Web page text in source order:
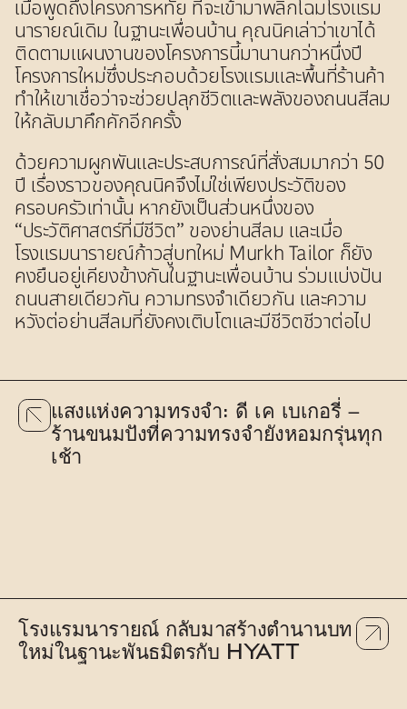
เมื่อพูดถึงโครงการหทัย ที่จะเข้ามาพลิกโฉมโรงแรม
นารายณ์เดิม ในฐานะเพื่อนบ้าน คุณนิคเล่าว่าเขาได้
ติดตามแผนงานของโครงการนี้มานานกว่าหนึ่งปี
โครงการใหม่ซึ่งประกอบด้วยโรงแรมและพื้นที่ร้านค้า
ทำให้เขาเชื่อว่าจะช่วยปลุกชีวิตและพลังของถนนสีลม
ให้กลับมาคึกคักอีกครั้ง
ด้วยความผูกพันและประสบการณ์ที่สั่งสมมากว่า 50
ปี เรื่องราวของคุณนิคจึงไม่ใช่เพียงประวัติของ
ครอบครัวเท่านั้น หากยังเป็นส่วนหนึ่งของ
“ประวัติศาสตร์ที่มีชีวิต” ของย่านสีลม และเมื่อ
โรงแรมนารายณ์ก้าวสู่บทใหม่ Murkh Tailor ก็ยัง
คงยืนอยู่เคียงข้างกันในฐานะเพื่อนบ้าน ร่วมแบ่งปัน
ถนนสายเดียวกัน ความทรงจำเดียวกัน และความ
หวังต่อย่านสีลมที่ยังคงเติบโตและมีชีวิตชีวาต่อไป
แสงแห่งความทรงจำ: ดี เค เบเกอรี่ –
ร้านขนมปังที่ความทรงจำยังหอมกรุ่นทุก
เช้า
โรงแรมนารายณ์ กลับมาสร้างตำนานบท
ใหม่ในฐานะพันธมิตรกับ HYATT